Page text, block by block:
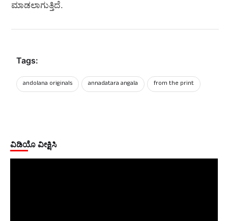
ಮಾಡಲಾಗುತ್ತಿದೆ.
Tags:
andolana originals annadatara angala from the print
ವಿಡಿಯೊ ವೀಕ್ಷಿಸಿ